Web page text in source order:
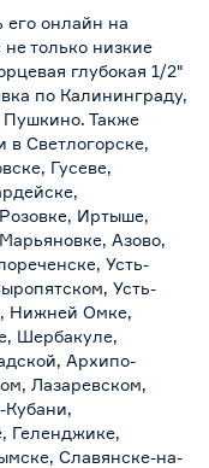
его онлайн на
только низкие
глубокая 1/2"
по Калининграду,
Пушкино. Также
в Светлогорске,
Гусеве,
Иртыше,
Азово,
Усть-
Усть-
Нижней Омке,
Шербакуле,
Архипо-
Лазаревском,
Кубани,
Геленджике,
Славянске-на-